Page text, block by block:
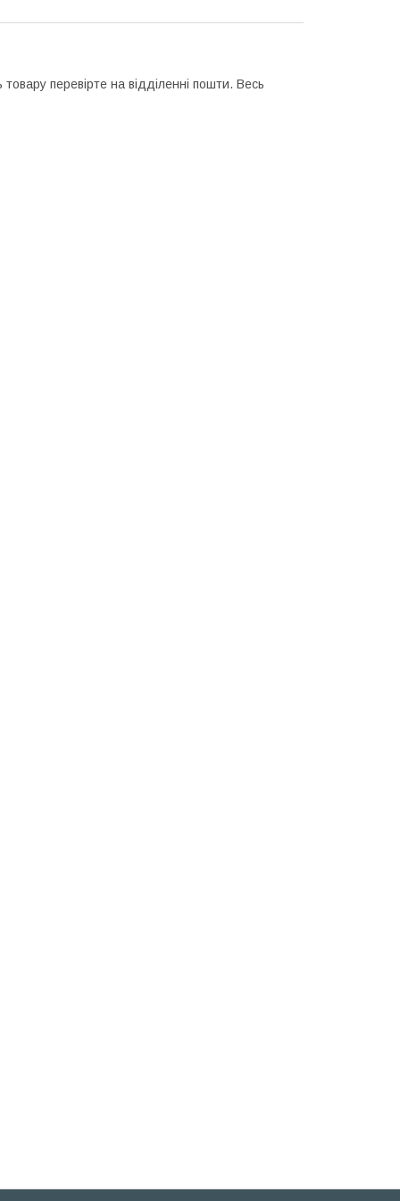
перевірте на відділенні пошти. Весь